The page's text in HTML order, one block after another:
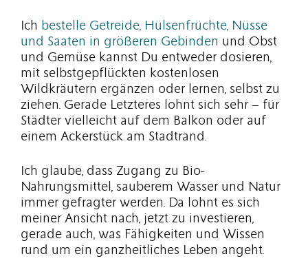
Ich bestelle Getreide, Hülsenfrüchte, Nüsse
und Saaten in größeren Gebinden und Obst
und Gemüse kannst Du entweder dosieren,
mit selbstgepflückten kostenlosen
Wildkräutern ergänzen oder lernen, selbst zu
ziehen. Gerade Letzteres lohnt sich sehr – für
Städter vielleicht auf dem Balkon oder auf
einem Ackerstück am Stadtrand.
Ich glaube, dass Zugang zu Bio-
Nahrungsmittel, sauberem Wasser und Natur
immer gefragter werden. Da lohnt es sich
meiner Ansicht nach, jetzt zu investieren,
gerade auch, was Fähigkeiten und Wissen
rund um ein ganzheitliches Leben angeht.